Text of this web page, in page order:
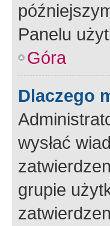
Panelu
Góra
Dlaczego
wysłać
grupie